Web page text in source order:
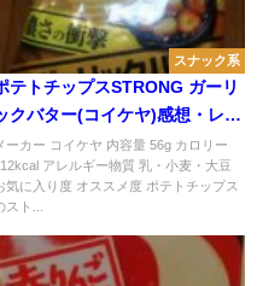
スナック系
テトチップスSTRONG ガーリ
クバター(コイケヤ)感想・レビ
ー
ーカー コイケヤ 内容量 56g カロリー
アレルギー物質 乳・小麦・大豆
気に入り度 オススメ度 ポテトチップス
スト...